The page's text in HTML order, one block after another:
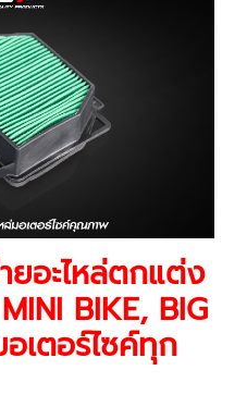
ยอะไหล่ตกแต่ง
BIKE, BIG
อเตอร์ไซค์ทุก